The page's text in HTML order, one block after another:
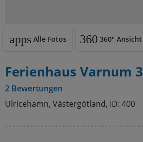
apps Alle Fotos 360 360° Ansicht
Ferienhaus Varnum 3
2 Bewertungen
Ulricehamn, Västergötland, ID: 400